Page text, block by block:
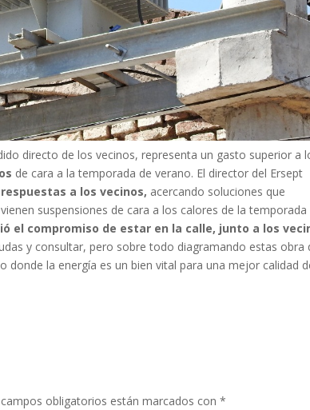
directo de los vecinos, representa un gasto superior a
de cara a la temporada de verano. El director del Ersept
a los vecinos, acercando soluciones que
suspensiones de cara a los calores de la temporada
el compromiso de estar en la calle, junto a los
y consultar, pero sobre todo diagramando estas obra
donde la energía es un bien vital para una mejor calidad
obligatorios están marcados con*